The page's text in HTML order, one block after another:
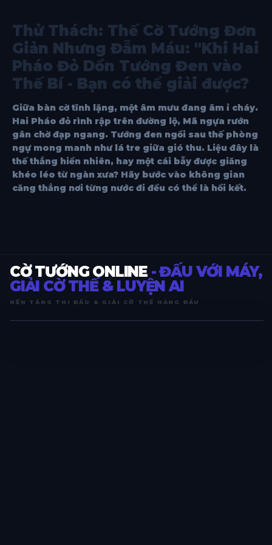
Thử Thách: Thế Cờ Tướng Đơn
Giản Nhưng Đẫm Máu: "Khi Hai
Pháo Đỏ Dồn Tướng Đen vào
Thế Bí - Bạn có thể giải được?
Giữa bàn cờ tĩnh lặng, một âm mưu đang âm ỉ cháy.
Hai Pháo đỏ rình rập trên đường lộ, Mã ngựa rướn
gân chờ đạp ngang. Tướng đen ngồi sau thế phòng
ngự mong manh như lá tre giữa gió thu. Liệu đây là
thế thắng hiển nhiên, hay một cái bẫy được giăng
khéo léo từ ngàn xưa? Hãy bước vào không gian
căng thẳng nơi từng nước đi đều có thể là hồi kết.
CỜ TƯỚNG ONLINE - ĐẤU VỚI MÁY,
GIẢI CỜ THẾ & LUYỆN AI
NỀN TẢNG THI ĐẤU & GIẢI CỜ THẾ HÀNG ĐẦU